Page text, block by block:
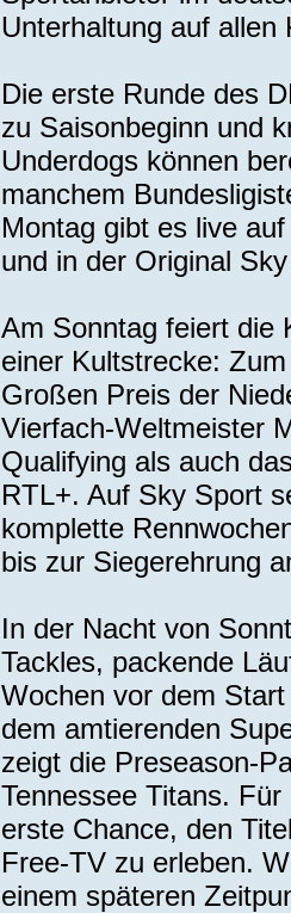
Unterhaltung auf allen
Die erste Runde des
zu Saisonbeginn und
Underdogs können
manchem
Montag gibt es live
und in der Original
Am Sonntag feiert die
einer Kultstrecke:
Großen Preis der
Vierfach-Weltmeister
Qualifying als auch
RTL+. Auf Sky Sport
komplette
bis zur Siegerehrung
In der Nacht von
Tackles, packende
Wochen vor dem
dem amtierenden
zeigt die Preseason-
Tennessee Titans.
erste Chance, den
Free-TV zu erleben.
einem späteren